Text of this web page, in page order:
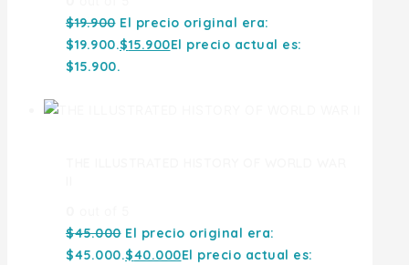
$19.900 El precio original era:
$19.900.$15.900El precio actual es:
$15.900.
$45.000 El precio original era:
$45.000.$40.000El precio actual es: